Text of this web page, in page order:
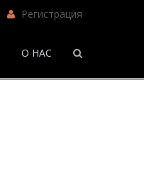
Регистрация
О НАС